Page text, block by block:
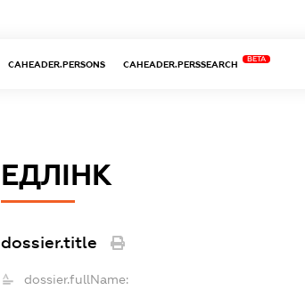
CAHEADER.PERSONS CAHEADER.PERSSEARCH
BETA
ЕДЛІНК
dossier.title
dossier.fullName: